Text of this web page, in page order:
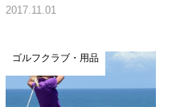
2017.11.01
ゴルフクラブ・用品